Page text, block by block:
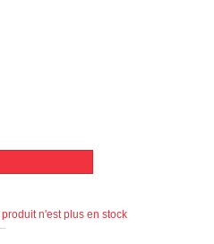
n'est plus en stock